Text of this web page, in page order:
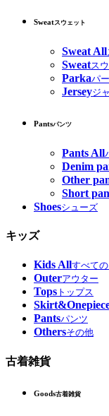
Sweatスウェット
Sweat All
Sweatス
Parkaパ
Jerseyジ
Pantsパンツ
Pants All
Denim
Other
Short
Shoesシューズ
キッズ
Kids Allすべて
Outerアウター
Tops トップス
Pantsパンツ
Othersその他
古着雑貨
Goods古着雑貨